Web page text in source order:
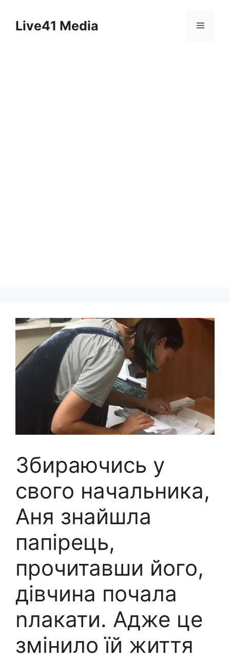
contentLive41 Media Menu
Збираючись у
свого начальника,
Аня знайшла
папірець,
прочитавши його,
дівчина почала
nлакати. Адже це
змінило їй життя